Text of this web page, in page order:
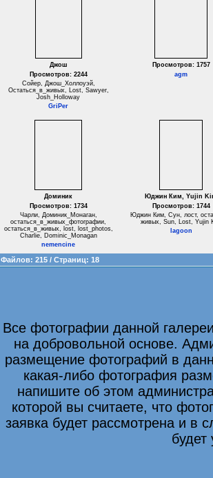
Джош
Просмотров: 2244
Сойер, Джош_Холлоуэй,
Остаться_в_живых, Lost, Sawyer,
Josh_Holloway
GriPer
Просмотров: 1757
agm
Доминик
Просмотров: 1734
Чарли, Доминик_Монаган,
остаться_в_живых_фотографии,
остаться_в_живых, lost, lost_photos,
Charlie, Dominic_Monagan
nemencine
Юджин Ким, Yujin
Просмотров: 1744
Юджин Ким, Сун, лост,
живых, Sun, Lost, Yujin
lagoon
Файлов: 215 / Страниц: 18
Все фотографии данной
на добровольной основе.
размещение фотографий в
какая-либо фотография
напишите об этом
которой вы считаете, что
заявка будет рассмотрена и в
будет